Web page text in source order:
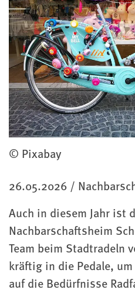
© Pixabay
26.05.2026 / Kategorie
Auch in diesem Jahr ist
Nachbarschaftsheim
Team beim Stadtradeln
kräftig in die Pedale,
auf die Bedürfnisse